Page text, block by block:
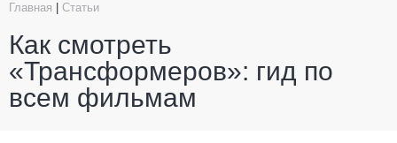
Главная Статьи
Как смотреть
«Трансформеров»: гид по
всем фильмам